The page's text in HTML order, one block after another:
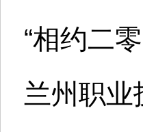
“相约二
兰州职